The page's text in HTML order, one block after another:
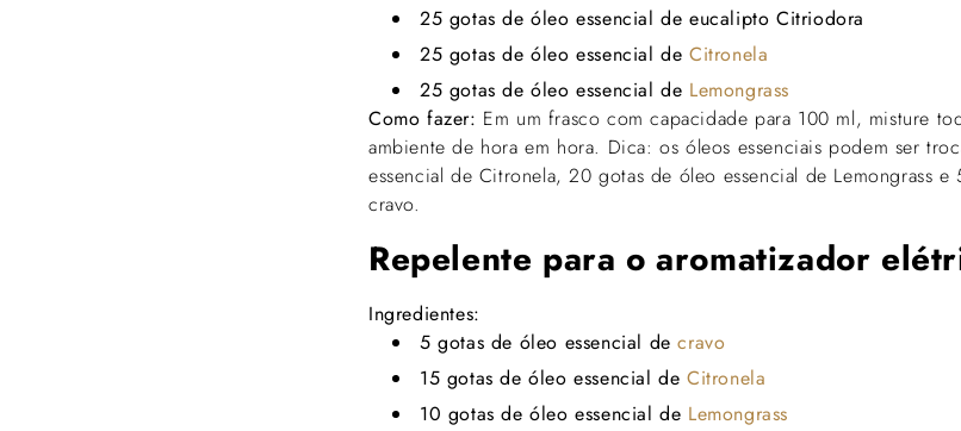
25 gotas de óleo essencial de eucalipto Citriodora
25 gotas de óleo essencial deCitronela
25 gotas de óleo essencial de Lemongrass
Como fazer: Em um frasco com capacidade para 100 ml, misture
ambiente de hora em hora. Dica: os óleos essenciais podem ser
essencial de Citronela, 20 gotas de óleo essencial de Lemongrass
cravo.
Repelente para o aromatizador
Ingredientes:
5 gotas de óleo essencial decravo
15 gotas de óleo essencial deCitronela
10 gotas de óleo essencial de Lemongrass